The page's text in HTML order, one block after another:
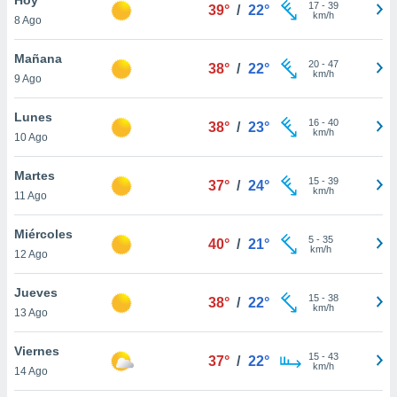
en
más
nuestra
de
cookies
aceptar
8 Ago
39° / 22° 17- 39
km/h
Mañana
9 Ago
38° / 22° 20- 47
km/h
Lunes
10 Ago
38° / 23° 16- 40
km/h
Martes
11 Ago
37° / 24° 15- 39
km/h
Miércoles
12 Ago
40° / 21° 5- 35
km/h
Jueves
13 Ago
38° / 22° 15- 38
km/h
Viernes
14 Ago
37° / 22° 15- 43
km/h